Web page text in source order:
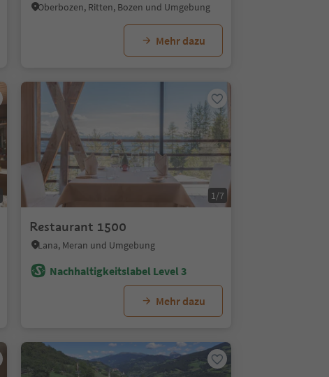
Oberbozen, Ritten, Bozen und Umgebung
Mehr dazu
1/7
Restaurant 1500
Lana, Meran und Umgebung
Nachhaltigkeitslabel Level 3
Mehr dazu